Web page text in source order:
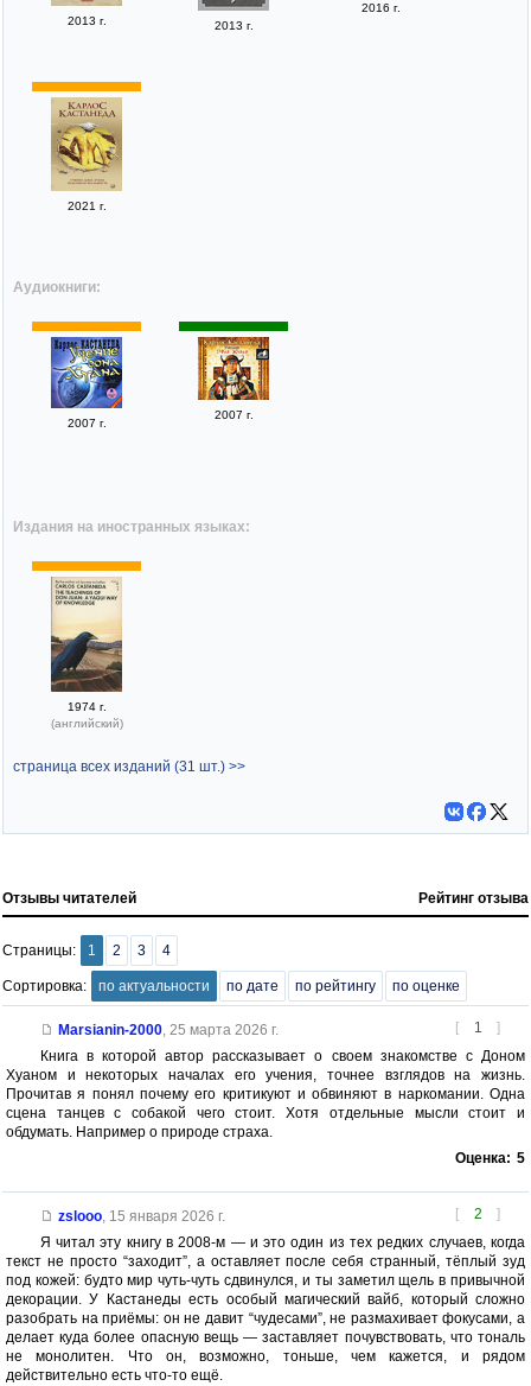
2013 г. 2013 г.
2016 г.
2021 г.
Аудиокниги:
2007 г.
2007 г.
Издания на иностранных языках:
1974 г.
(английский)
страница всех изданий (31 шт.) >>
Отзывы читателей Рейтинг отзыва
Страницы: 1 2 3 4
Сортировка: по актуальности по дате по рейтингу по оценке
[ 1 ]
Marsianin-2000, 25 марта 2026 г.
Книга в которой автор рассказывает о своем знакомстве с Доном
Хуаном и некоторых началах его учения, точнее взглядов на жизнь.
Прочитав я понял почему его критикуют и обвиняют в наркомании. Одна
сцена танцев с собакой чего стоит. Хотя отдельные мысли стоит и
обдумать. Например о природе страха.
Оценка: 5
[ 2 ]
zslooo, 15 января 2026 г.
Я читал эту книгу в 2008-м — и это один из тех редких случаев, когда
текст не просто “заходит”, а оставляет после себя странный, тёплый зуд
под кожей: будто мир чуть-чуть сдвинулся, и ты заметил щель в привычной
декорации. У Кастанеды есть особый магический вайб, который сложно
разобрать на приёмы: он не давит “чудесами”, не размахивает фокусами, а
делает куда более опасную вещь — заставляет почувствовать, что тональ
не монолитен. Что он, возможно, тоньше, чем кажется, и рядом
действительно есть что-то ещё.